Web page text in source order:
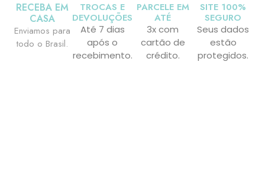
RECEBA EM
CASA
Enviamos para
todo o Brasil.
TROCAS E
DEVOLUÇÕES
Até 7 dias
após o
recebimento.
PARCELE EM
ATÉ
3x com
cartão de
crédito.
SITE 100%
SEGURO
Seus dados
estão
protegidos.